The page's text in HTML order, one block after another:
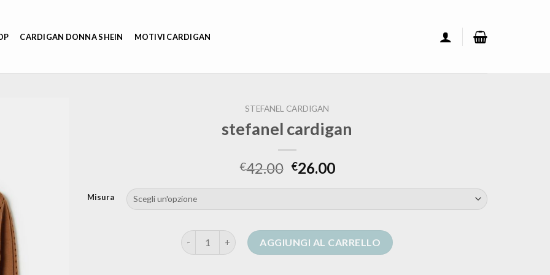
CARDIGAN DONNA SHEIN MOTIVI CARDIGAN
STEFANEL CARDIGAN
stefanel cardigan
€42.00 €26.00
Misura
stefanel cardigan quantitàAGGIUNGI AL CARRELLO